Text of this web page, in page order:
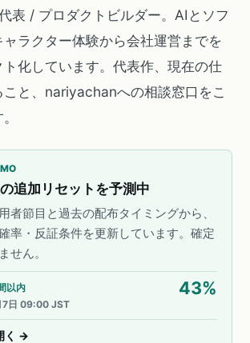
表 / プロダクトビルダー。AIとソフ
ャラクター体験から会社運営までを
化しています。代表作、現在の仕
と、nariyachanへの相談窓口をこ
追加リセットを予測中
者節目と過去の配布タイミングから、
率・反証条件を更新しています。確定
せん。
以内 43%
日 09:00 JST
く →